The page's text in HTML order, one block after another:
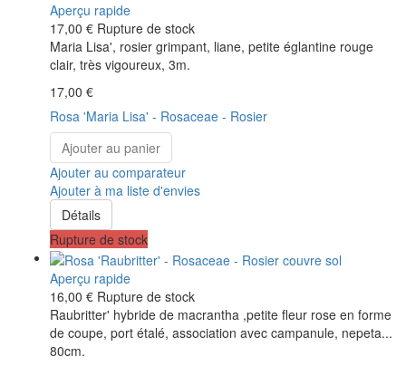
Aperçu rapide
17,00 € Rupture de stock
Maria Lisa', rosier grimpant, liane, petite églantine rouge
clair, très vigoureux, 3m.
17,00 €
Rosa 'Maria Lisa' - Rosaceae - Rosier
Ajouter au panier
Ajouter au comparateur
Ajouter à ma liste d'envies
Détails
Rupture de stock
Aperçu rapide
16,00 € Rupture de stock
Raubritter' hybride de macrantha ,petite fleur rose en forme
de coupe, port étalé, association avec campanule, nepeta...
80cm.